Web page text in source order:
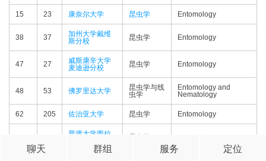
15 23 康奈尔大学 昆虫学 Entomology
38 37
加州大学戴维
斯分校
昆虫学 Entomology
47 27
威斯康辛大学
麦迪逊分校
昆虫学 Entomology
48 53 佛罗里达大学
昆虫学与线
虫学
Entomology and
Nematology
62 205 佐治亚大学 昆虫学 Entomology
普渡大学西拉
聊天 群组 服务 定位